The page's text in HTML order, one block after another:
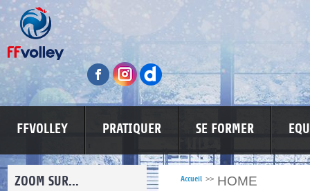
FFVOLLEY PRATIQUER SE FORMER
ZOOM SUR... Accueil >> HOME